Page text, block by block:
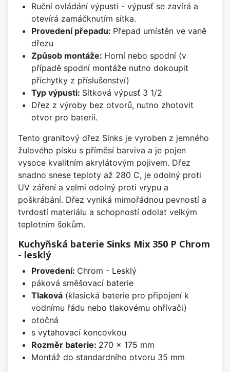
Ruční ovládání výpusti - výpusť se zavírá a
otevírá zamáčknutím sítka.
Provedení přepadu: Přepad umístěn ve vaně
dřezu
Způsob montáže: Horní nebo spodní (v
případě spodní montáže nutno dokoupit
příchytky z příslušenství)
Typ výpusti: Sítková výpusť 3 1/2
Dřez z výroby bez otvorů, nutno zhotovit
otvor pro baterii.
Tento granitový dřez Sinks je vyroben z jemného
žulového písku s příměsí barviva a je pojen
vysoce kvalitním akrylátovým pojivem. Dřez
snadno snese teploty až 280 C, je odolný proti
UV záření a velmi odolný proti vrypu a
poškrábání. Dřez vyniká mimořádnou pevností a
tvrdostí materiálu a schopností odolat velkým
teplotním šokům.
Kuchyňská baterie Sinks Mix 350 P Chrom
- lesklý
Provedení: Chrom - Lesklý
páková směšovací baterie
Tlaková(klasická baterie pro připojení k
vodnímu řádu nebo tlakovému ohřívači)
otočná
s vytahovací koncovkou
Rozměr baterie: 270 x 175 mm
Montáž do standardního otvoru 35 mm